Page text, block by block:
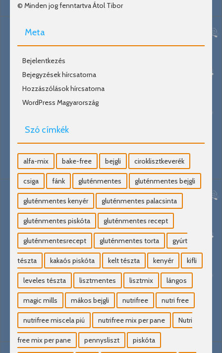
© Minden jog fenntartva Átol Tibor
Meta
Bejelentkezés
Bejegyzések hírcsatorna
Hozzászólások hírcsatorna
WordPress Magyarország
Szó címkék
alfa-mix bake-free bejgli ciroklisztkeverék
csiga fánk gluténmentes gluténmentes bejgli
gluténmentes kenyér gluténmentes palacsinta
gluténmentes piskóta gluténmentes recept
gluténmentesrecept gluténmentes torta gyúrt
tészta kakaós piskóta kelt tészta kenyér kifli
leveles tészta lisztmentes lisztmix lángos
magic mills mákos bejgli nutrifree nutri free
nutrifree miscela piú nutrifree mix per pane Nutri
free mix per pane pennysliszt piskóta